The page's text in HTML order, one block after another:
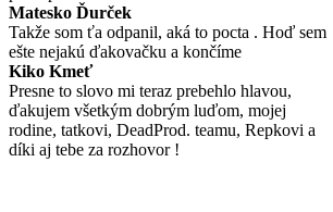
Matesko Ďurček
Takže som ťa odpanil, aká to pocta . Hoď sem
ešte nejakú ďakovačku a končíme
Kiko Kmeť
Presne to slovo mi teraz prebehlo hlavou,
ďakujem všetkým dobrým luďom, mojej
rodine, tatkovi, DeadProd. teamu, Repkovi a
díki aj tebe za rozhovor !